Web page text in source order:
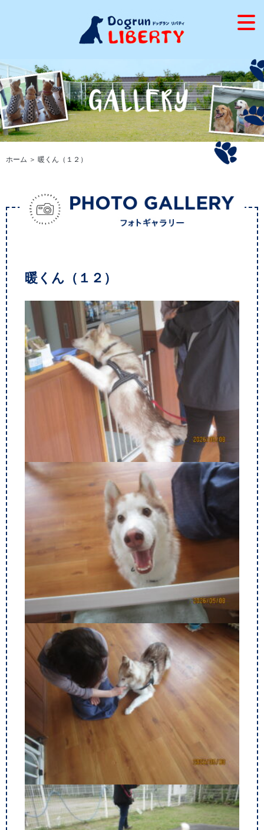
ホーム ＞ 暖くん（１２）
暖くん（１２）